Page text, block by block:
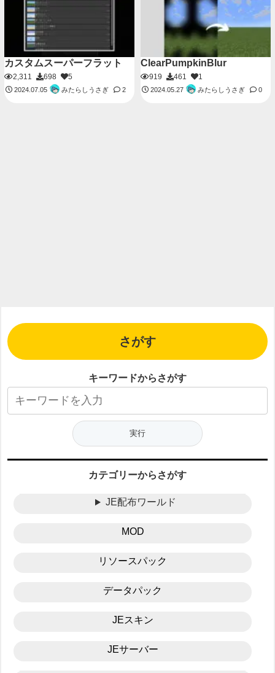
カスタムスーパーフラット
2,311 698 5
2024.07.05 みたらしうさぎ 2
ClearPumpkinBlur
919 461 1
2024.05.27 みたらしうさぎ 0
さがす
キーワードからさがす
カテゴリーからさがす
JE配布ワールド
MOD
リソースパック
データパック
JEスキン
JEサーバー